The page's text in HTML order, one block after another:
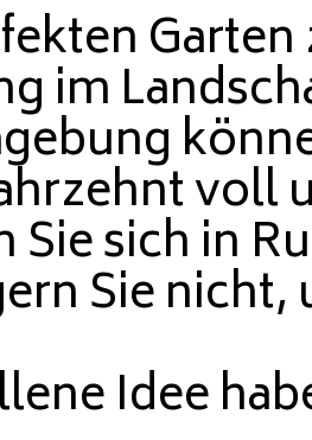
im
voll
Siesich in
Sie
Idee